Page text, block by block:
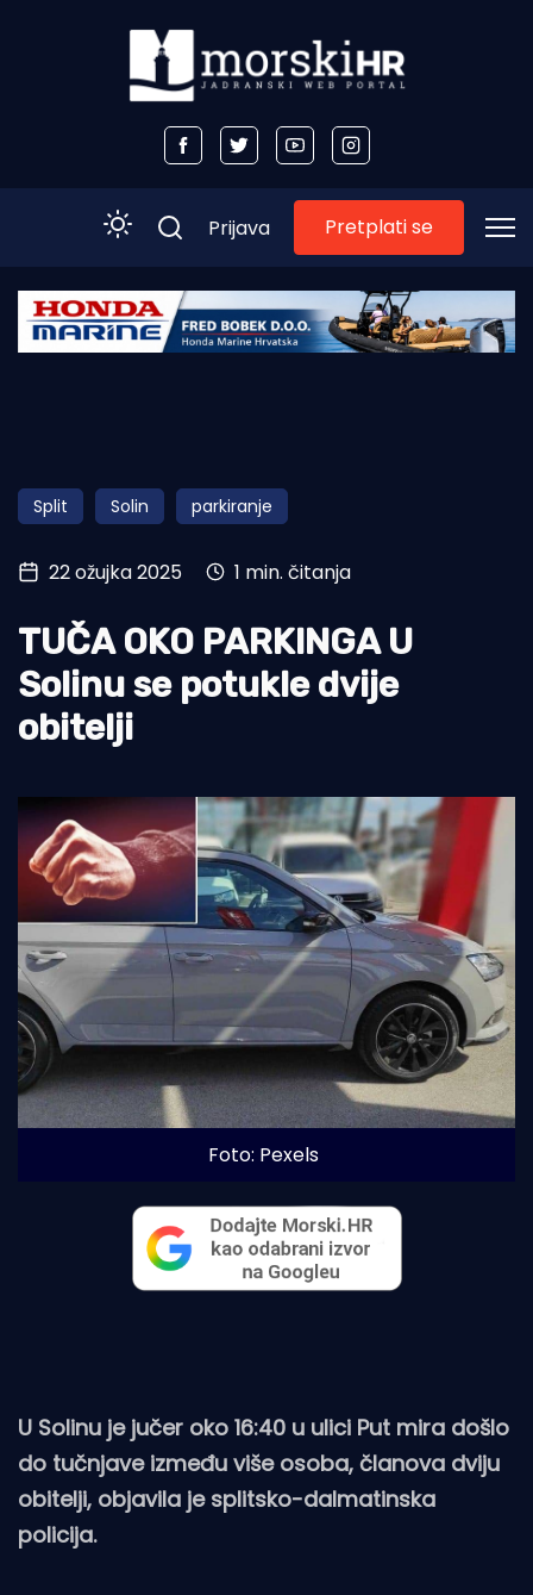
Početna
Obala
Otoci
Turizam i nautika
Pomorstvo
Ribolov
Ekologija
Prijava Pretplati se
Split Solin parkiranje
22 ožujka 2025 1 min. čitanja
TUČA OKO PARKINGA U
Solinu se potukle dvije
obitelji
Foto: Pexels
U Solinu je jučer oko 16:40 u ulici Put mira došlo
do tučnjave između više osoba, članova dviju
obitelji, objavila je splitsko-dalmatinska
policija.